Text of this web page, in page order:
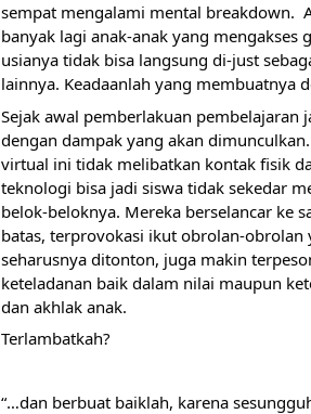
sempat mengalami mental breakdown.
banyak lagi anak-anak yang
usianya tidak bisa langsung di-just
lainnya. Keadaanlah yang membuatnya
Sejak awal pemberlakuan pembelajaran
dengan dampak yang akan
virtual ini tidak melibatkan kontak fisik
teknologi bisa jadi siswa tidak sekedar
belok-beloknya. Mereka berselancar ke
batas, terprovokasi ikut obrolan-
seharusnya ditonton, juga makin
keteladanan baik dalam nilai maupun
dan akhlak anak.
Terlambatkah?
“…dan berbuat baiklah, karena